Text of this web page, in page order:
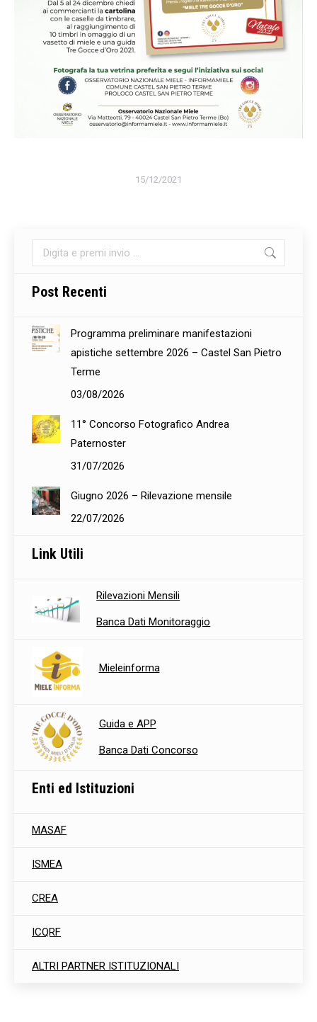
15/12/2021
Cerca:
Post Recenti
Programma preliminare manifestazioni
apistiche settembre 2026 – Castel San Pietro
Terme
03/08/2026
11° Concorso Fotografico Andrea
Paternoster
31/07/2026
Giugno 2026 – Rilevazione mensile
22/07/2026
Link Utili
Rilevazioni Mensili
Banca Dati Monitoraggio
Mieleinforma
Guida e APP
Banca Dati Concorso
Enti ed Istituzioni
MASAF
ISMEA
CREA
ICQRF
ALTRI PARTNER ISTITUZIONALI